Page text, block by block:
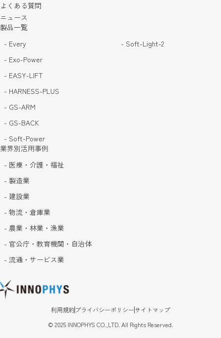
よくある質問
ニュース
製品一覧
- Every
- Exo-Power
- EASY-LIFT
- HARNESS-PLUS
- GS-ARM
- GS-BACK
- Soft-Power
- Soft-Light-2
業界別活用事例
- 医療・介護・福祉
- 製造業
- 建設業
- 物流・倉庫業
- 農業・林業・漁業
- 官公庁・教育機関・自治体
- 流通・サービス業
利用規約 プライバシーポリシーサイトマップ
© 2025 INNOPHYS CO.,LTD. All Rights Reserved.